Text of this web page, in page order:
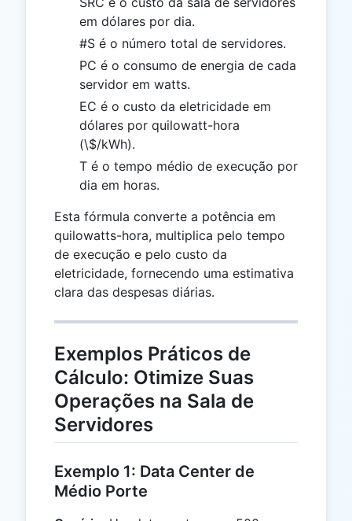
em dólares por dia.
#S é o número total de servidores.
PC é o consumo de energia de cada
servidor em watts.
EC é o custo da eletricidade em
dólares por quilowatt-hora
(\$/kWh).
T é o tempo médio de execução por
dia em horas.
Esta fórmula converte a potência em
quilowatts-hora, multiplica pelo tempo
de execução e pelo custo da
eletricidade, fornecendo uma estimativa
clara das despesas diárias.
Exemplos Práticos de
Cálculo: Otimize Suas
Operações na Sala de
Servidores
Exemplo 1: Data Center de
Médio Porte